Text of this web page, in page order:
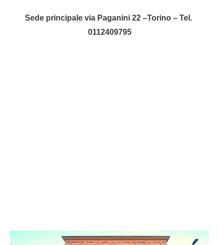
Sede principale via Paganini 22 –Torino – Tel.
0112409795